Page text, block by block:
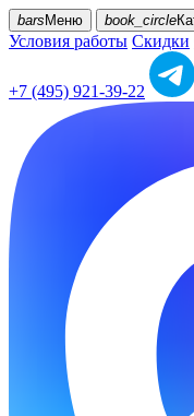
bars Меню book_circle
Условия работы Скидки
+7 (495) 921-39-22